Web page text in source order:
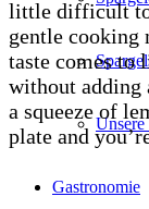
Unsere
Gastronomie
little difficult to
gentle cooking
taste comes to
without adding
a squeeze of
plate and